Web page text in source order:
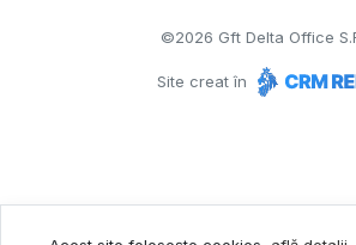
©2026 Gft Delta Office
Site creat în